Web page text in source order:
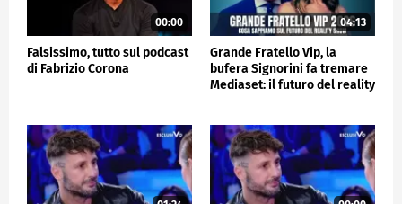
00:00
Falsissimo, tutto sul podcast
di Fabrizio Corona
04:13
Grande Fratello Vip, la
bufera Signorini fa tremare
Mediaset: il futuro del reality